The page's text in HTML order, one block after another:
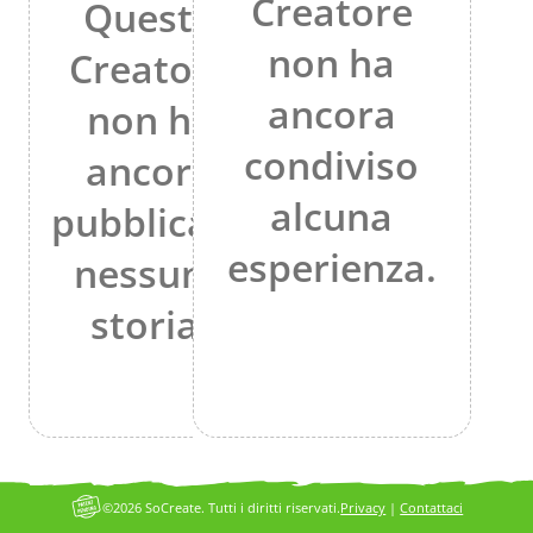
Questo
Creatore
non ha
ancora
pubblicato
nessuna
storia.
Creatore
non ha
ancora
condiviso
alcuna
esperienza.
Privacy |Contattaci
©2026 SoCreate. Tutti i diritti riservati.